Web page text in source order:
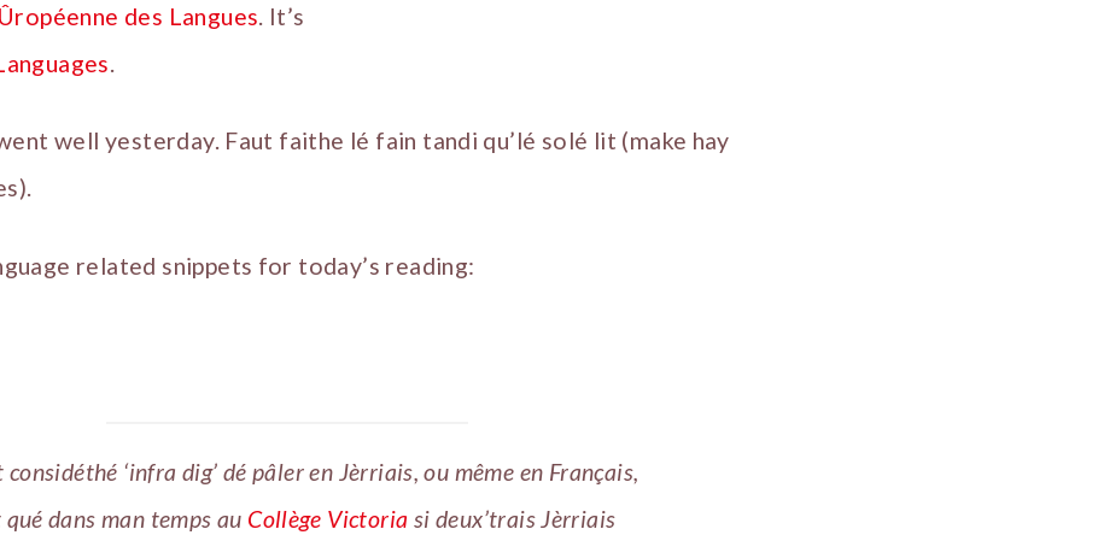
des Langues. It’s
.
well yesterday. Faut faithe lé fain tandi qu’lé solé lit (make hay
related snippets for today’s reading:
considéthé ‘infra dig’ dé pâler en Jèrriais, ou même en Français,
dans man temps au Collège Victoria si deux’trais Jèrriais